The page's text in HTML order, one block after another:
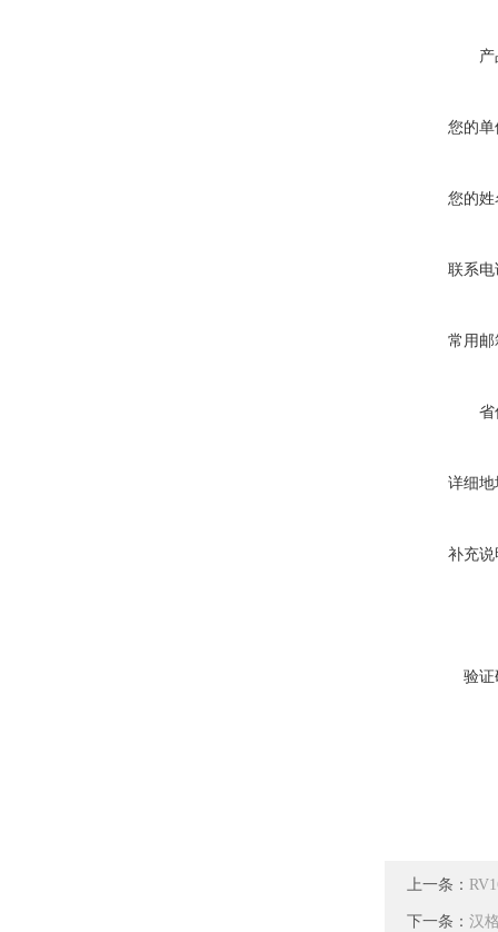
您的
您的
联系
常用
省
详细
补充
验
上一条：
下一条：汉